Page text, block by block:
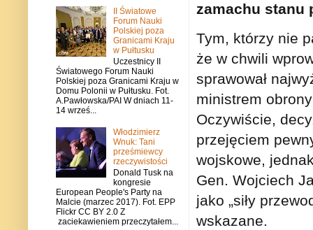
zamachu stanu
Tym, którzy nie
że w chwili
sprawował
ministrem
Oczywiście,
przejęciem
wojskowe,
Gen. Wojciech
jako „siły
wskazane.
II Światowe
Forum Nauki
Polskiej poza
Granicami Kraju
w Pułtusku
Uczestnicy II
Światowego Forum Nauki
Polskiej poza Granicami Kraju w
Domu Polonii w Pułtusku. Fot.
A.Pawłowska/PAI W dniach 11-
14 wrześ...
Włodzimierz
Wnuk: Tani
prześmiewcy
rzeczywistości
Donald Tusk na
kongresie
European People's Party na
Malcie (marzec 2017). Fot. EPP
Flickr CC BY 2.0 Z
zaciekawieniem przeczytałem...